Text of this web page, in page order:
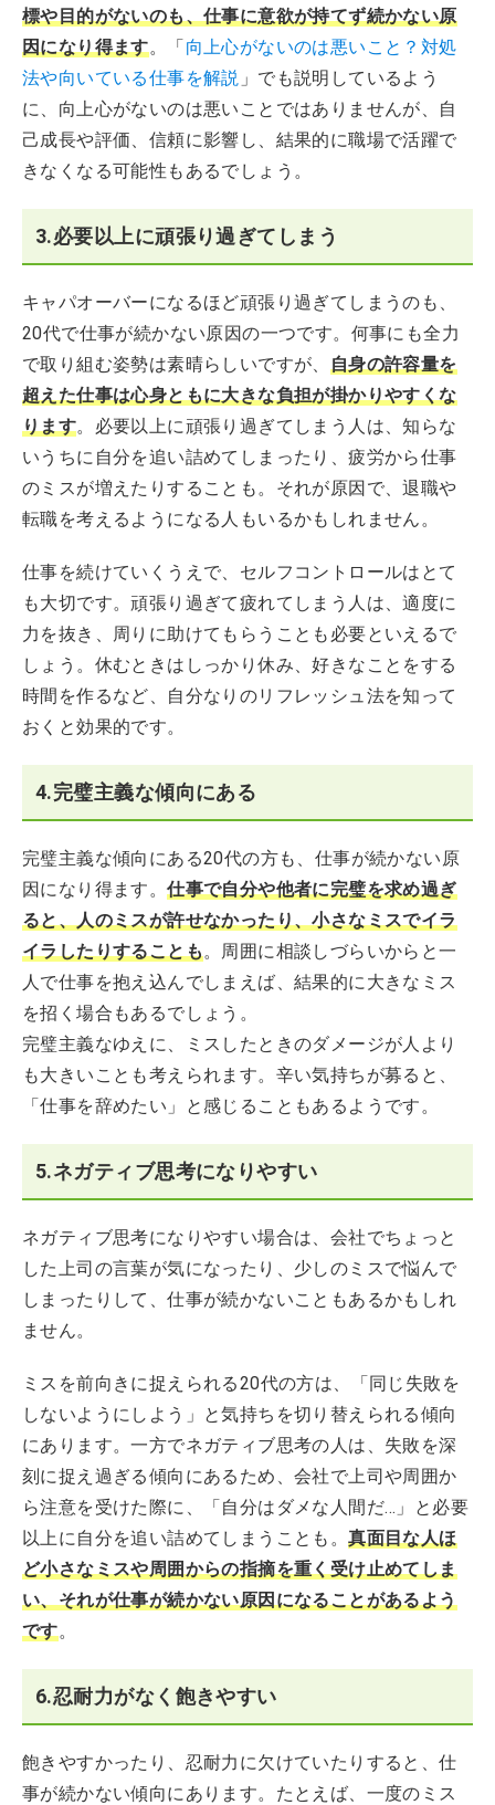
標や目的がないのも、仕事に意欲が持てず続かない原
因になり得ます。「向上心がないのは悪いこと？対処
法や向いている仕事を解説 」でも説明しているよう
に、向上心がないのは悪いことではありませんが、自
己成長や評価、信頼に影響し、結果的に職場で活躍で
きなくなる可能性もあるでしょう。
3.必要以上に頑張り過ぎてしまう
キャパオーバーになるほど頑張り過ぎてしまうのも、
20代で仕事が続かない原因の一つです。何事にも全力
で取り組む姿勢は素晴らしいですが、 自身の許容量を
超えた仕事は心身ともに大きな負担が掛かりやすくな
ります。必要以上に頑張り過ぎてしまう人は、知らな
いうちに自分を追い詰めてしまったり、疲労から仕事
のミスが増えたりすることも。それが原因で、退職や
転職を考えるようになる人もいるかもしれません。
仕事を続けていくうえで、セルフコントロールはとて
も大切です。頑張り過ぎて疲れてしまう人は、適度に
力を抜き、周りに助けてもらうことも必要といえるで
しょう。休むときはしっかり休み、好きなことをする
時間を作るなど、自分なりのリフレッシュ法を知って
おくと効果的です。
4.完璧主義な傾向にある
完璧主義な傾向にある20代の方も、仕事が続かない原
因になり得ます。仕事で自分や他者に完璧を求め過ぎ
ると、人のミスが許せなかったり、小さなミスでイラ
イラしたりすることも。周囲に相談しづらいからと一
人で仕事を抱え込んでしまえば、結果的に大きなミス
を招く場合もあるでしょう。
完璧主義なゆえに、ミスしたときのダメージが人より
も大きいことも考えられます。辛い気持ちが募ると、
「仕事を辞めたい」と感じることもあるようです。
5.ネガティブ思考になりやすい
ネガティブ思考になりやすい場合は、会社でちょっと
した上司の言葉が気になったり、少しのミスで悩んで
しまったりして、仕事が続かないこともあるかもしれ
ません。
ミスを前向きに捉えられる20代の方は、「同じ失敗を
しないようにしよう」と気持ちを切り替えられる傾向
にあります。一方でネガティブ思考の人は、失敗を深
刻に捉え過ぎる傾向にあるため、会社で上司や周囲か
ら注意を受けた際に、「自分はダメな人間だ…」と必要
以上に自分を追い詰めてしまうことも。真面目な人ほ
ど小さなミスや周囲からの指摘を重く受け止めてしま
い、それが仕事が続かない原因になることがあるよう
です。
6.忍耐力がなく飽きやすい
飽きやすかったり、忍耐力に欠けていたりすると、仕
事が続かない傾向にあります。たとえば、一度のミス